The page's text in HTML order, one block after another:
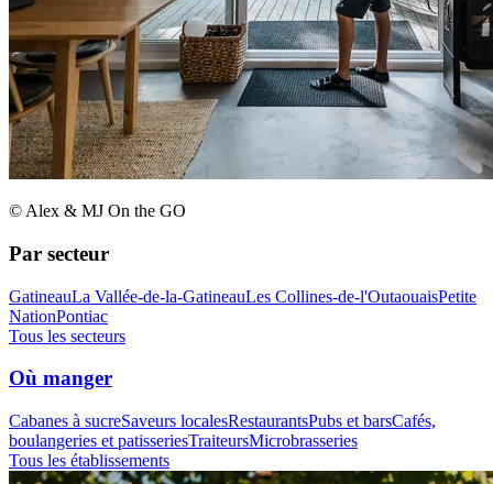
© Alex & MJ On the GO
Par secteur
GatineauLa Vallée-de-la-GatineauLes Collines-de-l'OutaouaisPetite
NationPontiac
Tous les secteurs
Où manger
Cabanes à sucreSaveurs localesRestaurantsPubs et barsCafés,
boulangeries et patisseriesTraiteursMicrobrasseries
Tous les établissements